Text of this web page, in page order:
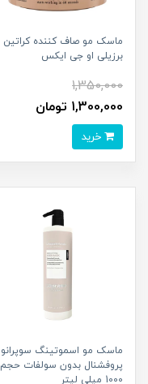
ماسک مو صاف کننده کراتین
برزیلی او جی ایکس
1,350,000
1,300,000 تومان
ماسک مو اسموتینگ سوپرانو
پروفشنال بدون سولفات حجم
1000 میلی لیتر